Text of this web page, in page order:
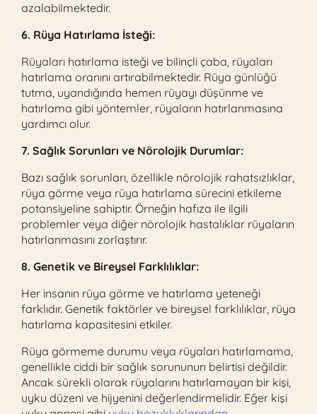
azalabilmektedir.
6. Rüya Hatırlama İsteği:
Rüyaları hatırlama isteği ve bilinçli çaba, rüyaları
hatırlama oranını artırabilmektedir. Rüya günlüğü
tutma, uyandığında hemen rüyayı düşünme ve
hatırlama gibi yöntemler, rüyaların hatırlanmasına
yardımcı olur.
7. Sağlık Sorunları ve Nörolojik Durumlar:
Bazı sağlık sorunları, özellikle nörolojik rahatsızlıklar,
rüya görme veya rüya hatırlama sürecini etkileme
potansiyeline sahiptir. Örneğin hafıza ile ilgili
problemler veya diğer nörolojik hastalıklar rüyaların
hatırlanmasını zorlaştırır.
8. Genetik ve Bireysel Farklılıklar:
Her insanın rüya görme ve hatırlama yeteneği
farklıdır. Genetik faktörler ve bireysel farklılıklar, rüya
hatırlama kapasitesini etkiler.
Rüya görmeme durumu veya rüyaları hatırlamama,
genellikle ciddi bir sağlık sorununun belirtisi değildir.
Ancak sürekli olarak rüyalarını hatırlamayan bir kişi,
uyku düzeni ve hijyenini değerlendirmelidir. Eğer kişi